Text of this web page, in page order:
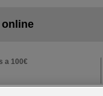
online
a 100€